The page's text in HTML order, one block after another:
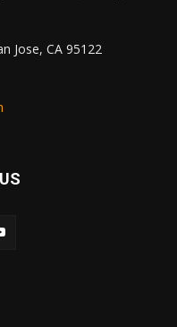
Jose, CA 95122